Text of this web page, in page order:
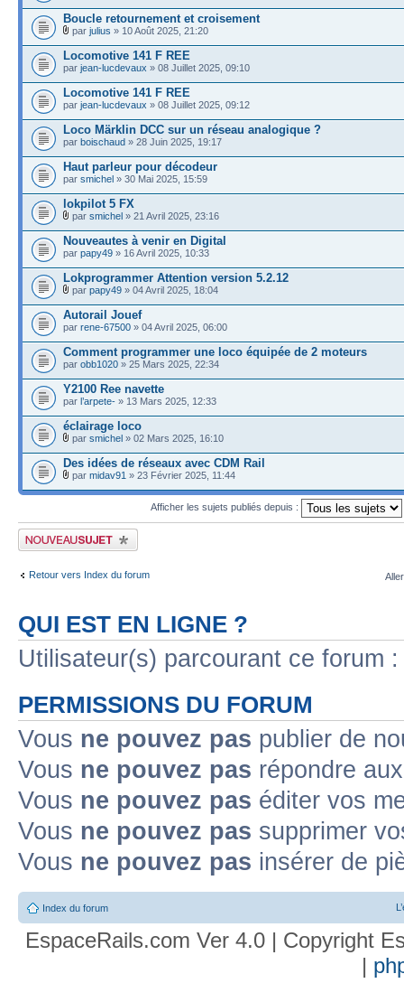
Boucle retournement et croisement
par julius » 10 Août 2025, 21:20
Locomotive 141 F REE
par jean-lucdevaux » 08 Juillet 2025, 09:10
Locomotive 141 F REE
par jean-lucdevaux » 08 Juillet 2025, 09:12
Loco Märklin DCC sur un réseau analogique ?
par boischaud » 28 Juin 2025, 19:17
Haut parleur pour décodeur
par smichel » 30 Mai 2025, 15:59
lokpilot 5 FX
par smichel » 21 Avril 2025, 23:16
Nouveautes à venir en Digital
par papy49 » 16 Avril 2025, 10:33
Lokprogrammer Attention version 5.2.12
par papy49 » 04 Avril 2025, 18:04
Autorail Jouef
par rene-67500 » 04 Avril 2025, 06:00
Comment programmer une loco équipée de 2 moteurs
par obb1020 » 25 Mars 2025, 22:34
Y2100 Ree navette
par l’arpete- » 13 Mars 2025, 12:33
éclairage loco
par smichel » 02 Mars 2025, 16:10
Des idées de réseaux avec CDM Rail
par midav91 » 23 Février 2025, 11:44
Afficher les sujets publiés depuis :
Publier un nouveau sujet
Retour vers Index du forum
QUI EST EN LIGNE ?
Utilisateur(s) parcourant ce forum
PERMISSIONS DU FORUM
Vous ne pouvez pas publier de
Vous ne pouvez pas répondre
Vous ne pouvez pas éditer vos
Vous ne pouvez pas supprimer
Vous ne pouvez pas insérer de
Index du forum
EspaceRails.com Ver 4.0 | Copyright
|